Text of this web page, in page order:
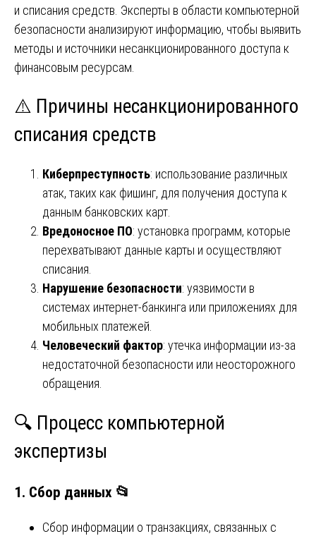
и списания средств. Эксперты в области компьютерной
безопасности анализируют информацию, чтобы выявить
методы и источники несанкционированного доступа к
финансовым ресурсам.
⚠️ Причины несанкционированного
списания средств
Киберпреступность: использование различных
атак, таких как фишинг, для получения доступа к
данным банковских карт.
Вредоносное ПО: установка программ, которые
перехватывают данные карты и осуществляют
списания.
Нарушение безопасности: уязвимости в
системах интернет-банкинга или приложениях для
мобильных платежей.
Человеческий фактор: утечка информации из-за
недостаточной безопасности или неосторожного
обращения.
🔍 Процесс компьютерной
экспертизы
1. Сбор данных 📂
Сбор информации о транзакциях, связанных с